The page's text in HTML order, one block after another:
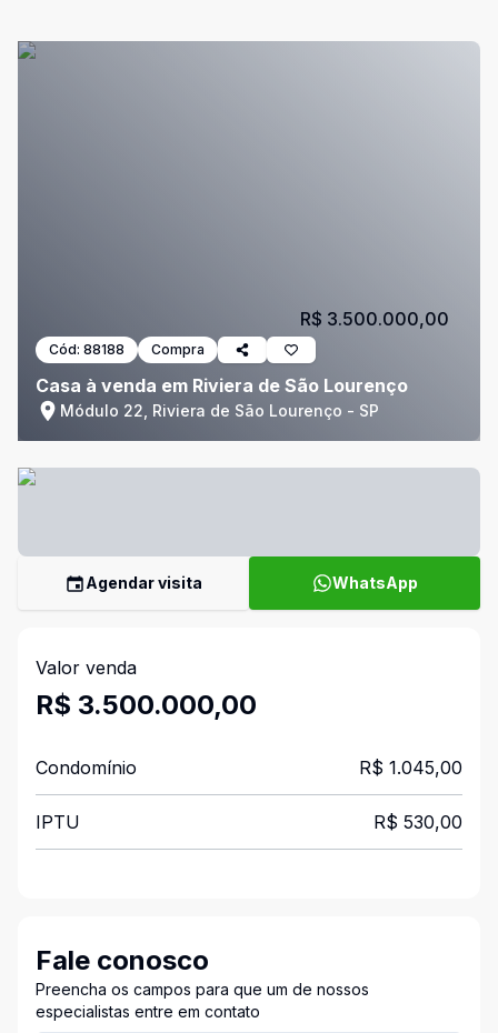
Cód: 88188 Compra
Casa à venda em Riviera de São Lourenço
Módulo 22, Riviera de São Lourenço - SP
R$ 3.500.000,00
Agendar visita WhatsApp
Valor venda
R$ 3.500.000,00
Condomínio R$ 1.045,00
IPTU R$ 530,00
Fale conosco
Preencha os campos para que um de nossos
especialistas entre em contato